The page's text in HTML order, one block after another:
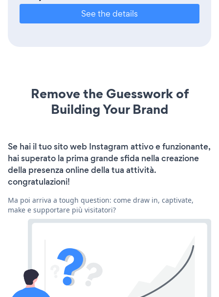
See the details
Remove the Guesswork of
Building Your Brand
Se hai il tuo sito web Instagram attivo e funzionante,
hai superato la prima grande sfida nella creazione
della presenza online della tua attività.
congratulazioni!
Ma poi arriva a tough question: come draw in, captivate,
make e supportare più visitatori?